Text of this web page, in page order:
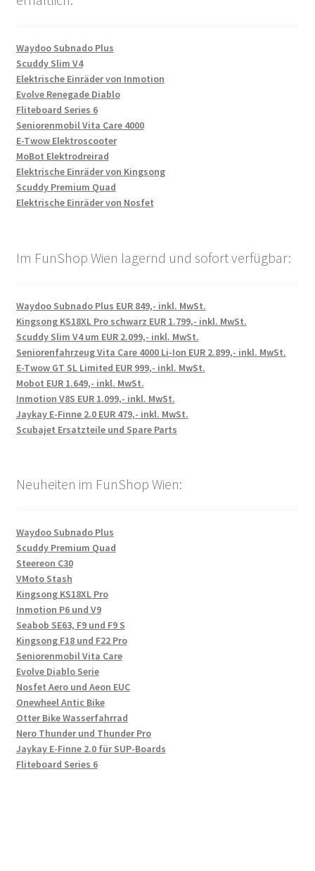
Waydoo Subnado Plus
Scuddy Slim V4
Elektrische Einräder von Inmotion
Evolve Renegade Diablo
Fliteboard Series 6
Seniorenmobil Vita Care 4000
E-Twow Elektroscooter
MoBot Elektrodreirad
Elektrische Einräder von Kingsong
Scuddy Premium Quad
Elektrische Einräder von Nosfet
Im FunShop Wien lagernd und sofort verfügbar:
Waydoo Subnado Plus EUR 849,- inkl. MwSt.
Kingsong KS18XL Pro schwarz EUR 1.799,- inkl. MwSt.
Scuddy Slim V4 um EUR 2.099,- inkl. MwSt.
Seniorenfahrzeug Vita Care 4000 Li-Ion EUR 2.899,- inkl. MwSt.
E-Twow GT SL Limited EUR 999,- inkl. MwSt.
Mobot EUR 1.649,- inkl. MwSt.
Inmotion V8S EUR 1.099,- inkl. MwSt.
Jaykay E-Finne 2.0 EUR 479,- inkl. MwSt.
Scubajet Ersatzteile und Spare Parts
Neuheiten im FunShop Wien:
Waydoo Subnado Plus
Scuddy Premium Quad
Steereon C30
VMoto Stash
Kingsong KS18XL Pro
Inmotion P6 und V9
Seabob SE63, F9 und F9 S
Kingsong F18 und F22 Pro
Seniorenmobil Vita Care
Evolve Diablo Serie
Nosfet Aero und Aeon EUC
Onewheel Antic Bike
Otter Bike Wasserfahrrad
Nero Thunder und Thunder Pro
Jaykay E-Finne 2.0 für SUP-Boards
Fliteboard Series 6